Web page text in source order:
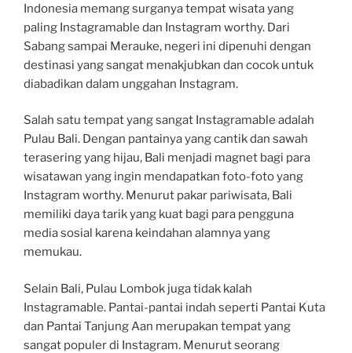
Indonesia memang surganya tempat wisata yang
paling Instagramable dan Instagram worthy. Dari
Sabang sampai Merauke, negeri ini dipenuhi dengan
destinasi yang sangat menakjubkan dan cocok untuk
diabadikan dalam unggahan Instagram.
Salah satu tempat yang sangat Instagramable adalah
Pulau Bali. Dengan pantainya yang cantik dan sawah
terasering yang hijau, Bali menjadi magnet bagi para
wisatawan yang ingin mendapatkan foto-foto yang
Instagram worthy. Menurut pakar pariwisata, Bali
memiliki daya tarik yang kuat bagi para pengguna
media sosial karena keindahan alamnya yang
memukau.
Selain Bali, Pulau Lombok juga tidak kalah
Instagramable. Pantai-pantai indah seperti Pantai Kuta
dan Pantai Tanjung Aan merupakan tempat yang
sangat populer di Instagram. Menurut seorang